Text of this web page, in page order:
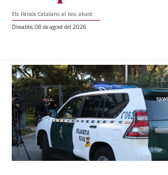
Els Països Catalans al teu abast
Dissabte, 08 de agost del 2026